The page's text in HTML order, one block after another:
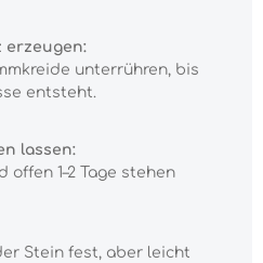
erzeugen:
unterrühren, bis
entsteht.
lassen:
offen 1–2 Tage stehen
Stein fest, aber leicht